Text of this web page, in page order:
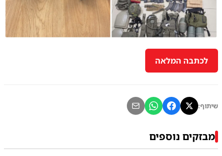
לכתבה המלאה
שיתוף:
מבזקים נוספים